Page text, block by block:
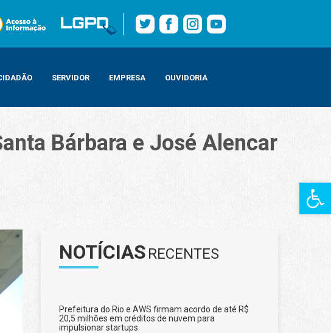
Barra de
SERVIDOR EMPRESA OUVIDORIA
Bárbara e José Alencar
e manutenção
NOTÍCIAS RECENTES
Prefeitura do Rio e AWS firmam acordo de até R$
20,5 milhões em créditos de nuvem para
impulsionar startups